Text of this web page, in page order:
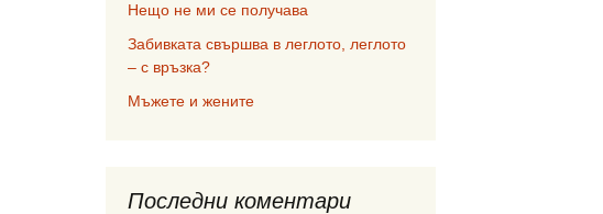
Нещо не ми се получава
Забивката свършва в леглото, леглото
– с връзка?
Мъжете и жените
Последни коментари